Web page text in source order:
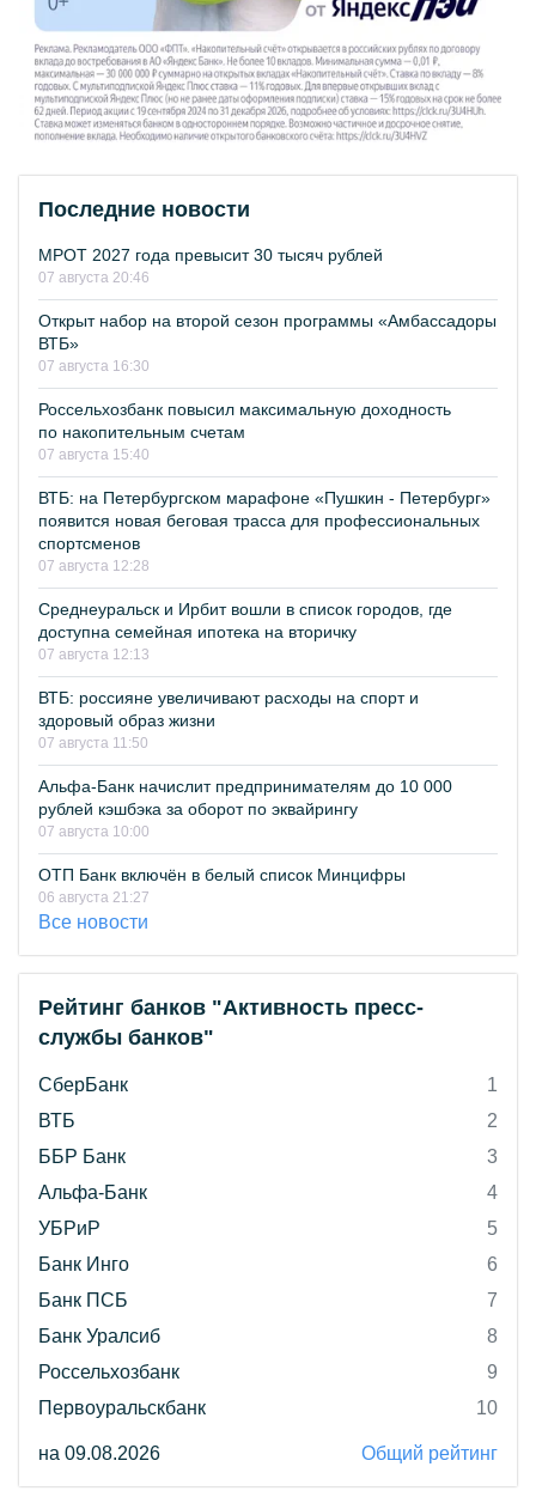
Последние новости
МРОТ 2027 года превысит 30 тысяч рублей
07 августа 20:46
Открыт набор на второй сезон программы «Амбассадоры
ВТБ»
07 августа 16:30
Россельхозбанк повысил максимальную доходность
по накопительным счетам
07 августа 15:40
ВТБ: на Петербургском марафоне «Пушкин - Петербург»
появится новая беговая трасса для профессиональных
спортсменов
07 августа 12:28
Среднеуральск и Ирбит вошли в список городов, где
доступна семейная ипотека на вторичку
07 августа 12:13
ВТБ: россияне увеличивают расходы на спорт и
здоровый образ жизни
07 августа 11:50
Альфа-Банк начислит предпринимателям до 10 000
рублей кэшбэка за оборот по эквайрингу
07 августа 10:00
ОТП Банк включён в белый список Минцифры
06 августа 21:27
Все новости
Рейтинг банков "Активность пресс-
службы банков"
СберБанк
1
ВТБ
2
ББР Банк
3
Альфа-Банк
4
УБРиР
5
Банк Инго
6
Банк ПСБ
7
Банк Уралсиб
8
Россельхозбанк
9
Первоуральскбанк
10
на 09.08.2026 Общий рейтинг